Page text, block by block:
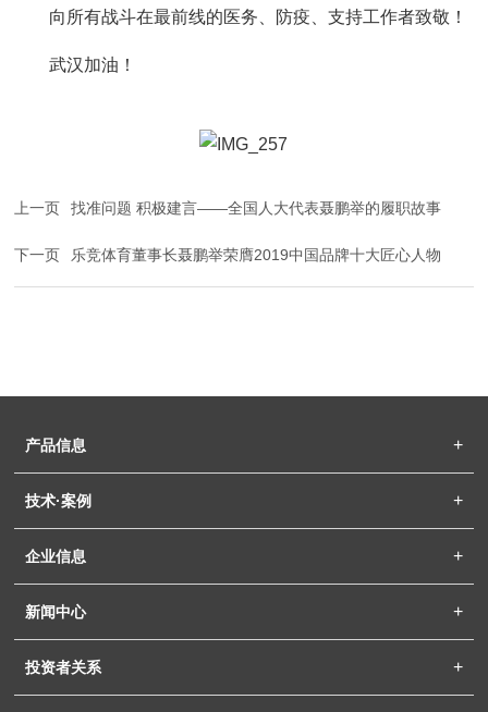
向所有战斗在最前线的医务、防疫、支持工作者致敬！
武汉加油！
上一页 找准问题 积极建言——全国人大代表聂鹏举的履职故事
下一页 乐竞体育董事长聂鹏举荣膺2019中国品牌十大匠心人物
产品信息
技术·案例
企业信息
新闻中心
投资者关系